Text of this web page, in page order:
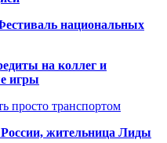
национальных
на коллег и
игры
просто транспортом
жительница Лиды